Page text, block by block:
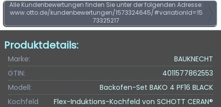
Alle Kundenbewertungen finden Sie unter der folgenden Adresse:
www.otto.de/kundenbewertungen/1573324645/#variationId=15
73325217
Produktdetails:
Marke:
BAUKNECHT
GTIN:
4011577862553
Modell:
Backofen-Set BAKO 4 PF16 BLACK
Kochfeld
Flex-Induktions-Kochfeld von SCHOTT CERAN®